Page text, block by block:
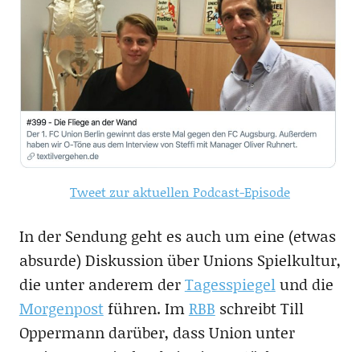
Tweet zur aktuellen Podcast-Episode
In der Sendung geht es auch um eine (etwas
absurde) Diskussion über Unions Spielkultur,
die unter anderem derTagesspiegelund die
Morgenpostführen. ImRBB schreibt Till
Oppermann darüber, dass Union unter